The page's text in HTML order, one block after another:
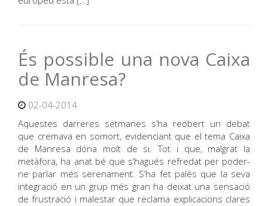
És possible una nova Caixa
de Manresa?
02-04-2014
Aquestes darreres setmanes s’ha reobert un debat
que cremava en somort, evidenciant que el tema Caixa
de Manresa dóna molt de si. Tot i que, malgrat la
metàfora, ha anat bé que s’hagués refredat per poder-
ne parlar més serenament. S’ha fet palès que la seva
integració en un grup més gran ha deixat una sensació
de frustració i malestar que reclama explicacions clares